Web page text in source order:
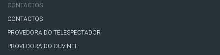
CONTACTOS
CONTACTOS
PROVEDORA DO TELESPECTADOR
PROVEDORA DO OUVINTE